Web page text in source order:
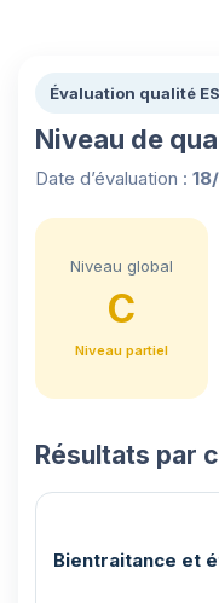
Évaluation qualité
Niveau de
Date d’évaluation :
Niveau global
C
Niveau partiel
Résultats par
Bientraitance et